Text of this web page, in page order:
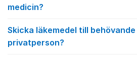
medicin?
Skicka läkemedel till behövande
privatperson?